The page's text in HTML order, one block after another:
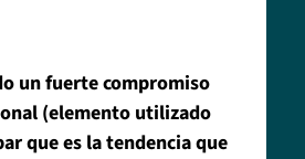
un fuerte compromiso
(elemento utilizado
que es la tendencia que